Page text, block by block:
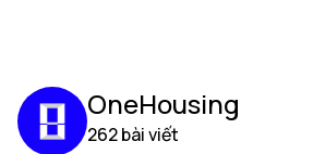
OneHousing
262 bài viết